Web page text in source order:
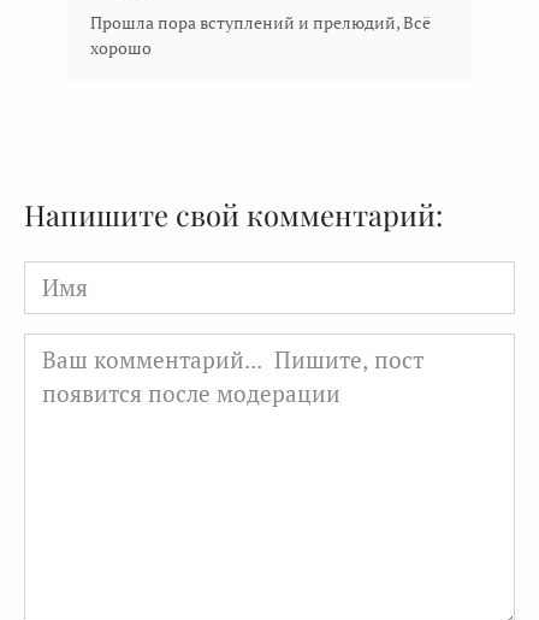
Прошла пора вступлений и прелюдий, Всё
хорошо
Напишите свой комментарий:
Имя